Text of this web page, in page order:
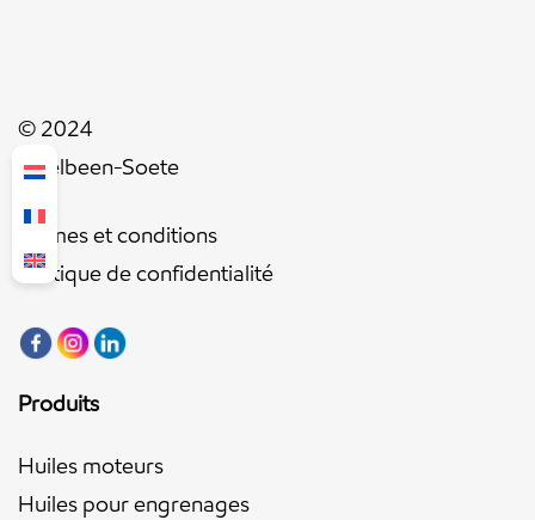
© 2024
Ingelbeen-Soete
Termes et conditions
Politique de confidentialité
Produits
Huiles moteurs
Huiles pour engrenages